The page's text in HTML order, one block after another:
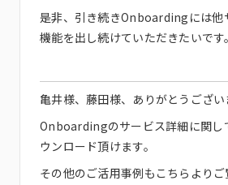
是非、引き続きOnboardingには他
機能を出し続けていただきたいです。
亀井様、藤田様、ありがとうござい
Onboardingのサービス詳細に関し
ウンロード頂けます。
その他のご活用事例も こちら よりご